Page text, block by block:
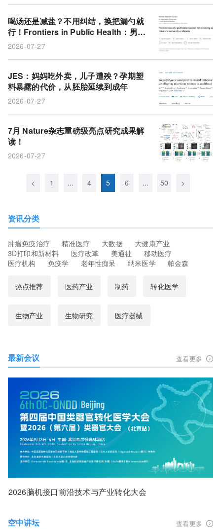
喝汤还是减盐？不用纠结，换把漏勺就
行！Frontiers in Public Health：男女
盐摄入均降超两成，饱腹感美味度不变
2026-07-27
JES：妈妈吃外卖，儿子遭殃？孕期塑
料暴露的代价，从胚胎延续到成年
2026-07-27
7月 Nature杂志重磅级亮点研究成果解
读！
2026-07-27
< 1 ... 4 5 6 ... 50 >
资讯分类
肿瘤免疫治疗 精准医疗 大数据
大健康产业
3D打印和新材料
医疗改革 美通社
移动医疗
医疗机构
免疫学 老年性痴呆 纳米医学 帕金森
热点推荐 医药产业 制药 转化医学
生物产业 生物研究 医疗器械
最新会议 查看更多
2026脑机接口前沿技术与产业转化大会
空中讲坛 查看更多